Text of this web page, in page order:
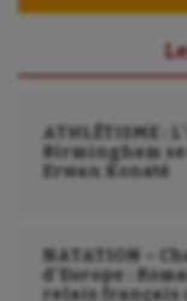
Parkour
Roller-
ATHLÉTISME :
Birmingham
Erwan Konaté
NATATION –
d’Europe :
relais français